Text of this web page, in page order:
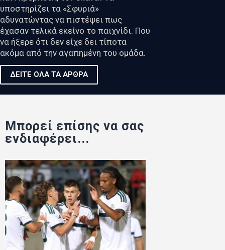
υποστηρίζει τα «Σφυριά»
αδυνατώντας να πιστέψει πως
έχασαν τελικά εκείνο το παιχνίδι. Που
να ήξερε ότι δεν είχε δει τίποτα
ακόμα από την αγαπημένη του ομάδα.
ΔΕΙΤΕ ΟΛΑ ΤΑ ΑΡΘΡΑ
Μπορεί επίσης να σας
ενδιαφέρει...